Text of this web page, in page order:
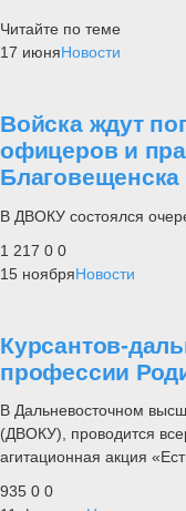
Читайте по теме
17 июняНовости
Войска ждут
офицеров и
Благовещенска
В ДВОКУ состоялся
1 217 0 0
15 ноябряНовости
Курсантов-
профессии
В Дальневосточном
(ДВОКУ), проводится
агитационная акция
935 0 0